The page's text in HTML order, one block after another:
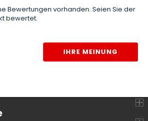
Bewertungen vorhanden. Seien Sie der
bewertet.
IHRE MEINUNG